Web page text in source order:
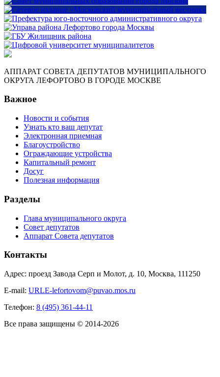
АППАРАТ СОВЕТА ДЕПУТАТОВ МУНИЦИПАЛЬНОГО
ОКРУГА ЛЕФОРТОВО В ГОРОДЕ МОСКВЕ
Важное
Новости и события
Узнать кто ваш депутат
Электронная приемная
Благоустройство
Ограждающие устройства
Капитальный ремонт
Досуг
Полезная информация
Разделы
Глава муниципального округа
Совет депутатов
Аппарат Совета депутатов
Контакты
Адрес: проезд Завода Серп и Молот, д. 10, Москва, 111250
E-mail: URLE-lefortovom@puvao.mos.ru
Телефон: 8 (495) 361-44-11
Все права защищены © 2014-2026